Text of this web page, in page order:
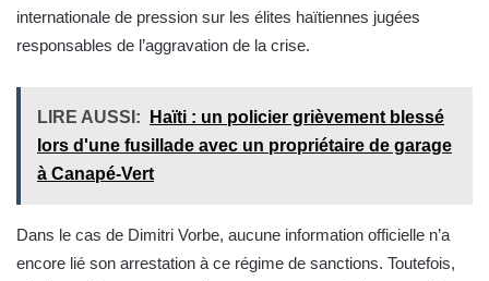
internationale de pression sur les élites haïtiennes jugées
responsables de l’aggravation de la crise.
LIRE AUSSI:
Haïti : un policier grièvement blessé
lors d'une fusillade avec un propriétaire de garage
à Canapé-Vert
Dans le cas de Dimitri Vorbe, aucune information officielle n’a
encore lié son arrestation à ce régime de sanctions. Toutefois,